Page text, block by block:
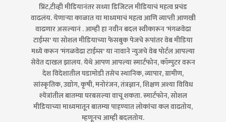
प्रिंट,टीव्ही मीडियानंतर सध्या डिजिटल मीडियाचं महत्व प्रचंड
वाढलंय. येणाऱ्या काळात या माध्यमाचं महत्व आणि व्याप्ती आणखी
वाढणार असल्यानं . आम्ही हा नवीन बदल स्वीकारून 'मंगळवेढा
टाईम्स' या सोशल मीडियाच्या फेसबुक पेजचे रूपांतर वेब मीडिया
मध्ये करून 'मंगळवेढा टाईम्स' या नावाने न्युजचे वेब पोर्टल आपल्या
सेवेत दाखल झालय. येथे आपण आपल्या स्मार्टफोन, कॉम्पुटर वरून
देश विदेशातील घडामोडी तसेच स्थानिक, व्यापार, ग्रामीण,
सांस्कृतिक, उद्योग, कृषी, मनोरंजन, तंत्रज्ञान, शिक्षण अश्या विविध
श्येत्रांतील बातम्या घरबसल्या वाचू शकता. स्मार्टफोन, सोशल
मीडियाच्या माध्यमातून बातम्या पाहण्यात लोकांचा कल वाढतोय,
म्हणूनच आम्ही बदलतोय.